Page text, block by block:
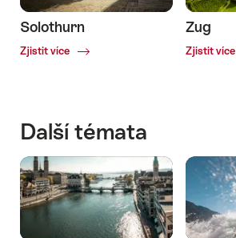
Solothurn
Zjistit více
Common.Of
Zug
Zjistit více
Další témata